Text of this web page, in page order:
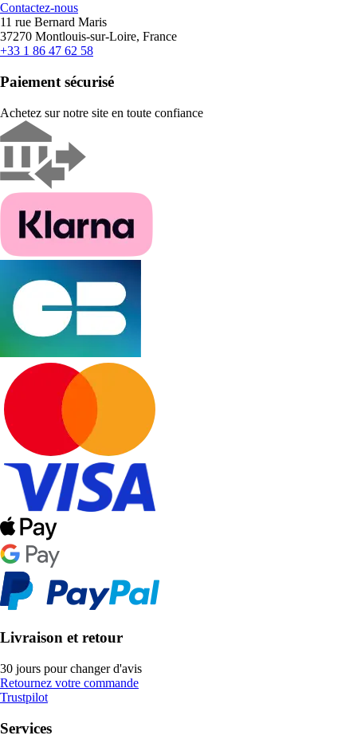
Contactez-nous
11 rue Bernard Maris
37270 Montlouis-sur-Loire, France
+33 1 86 47 62 58
Paiement sécurisé
Achetez sur notre site en toute confiance
Livraison et retour
30 jours pour changer d'avis
Retournez votre commande
Trustpilot
Services